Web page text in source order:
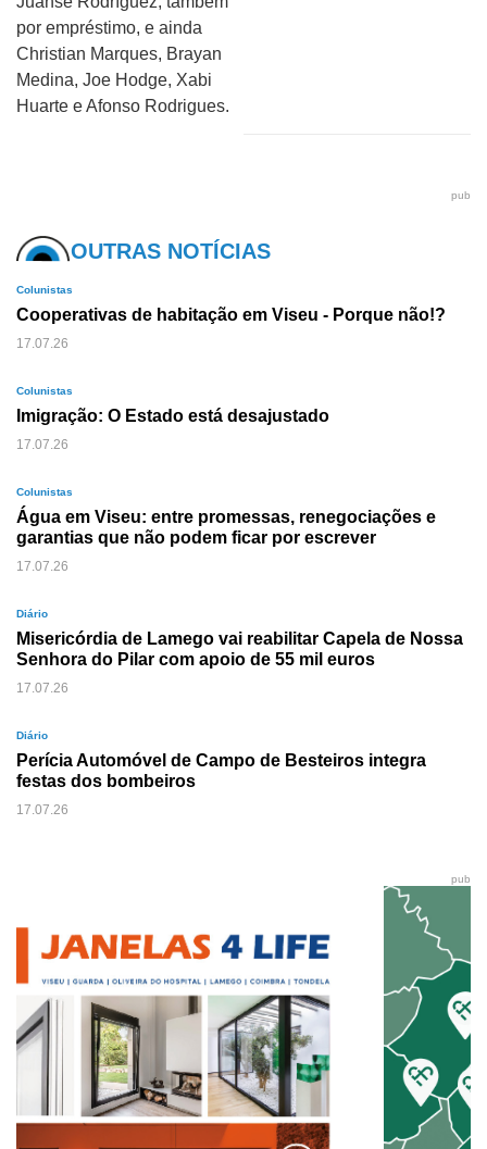
por empréstimo, e ainda
Christian Marques, Brayan
Medina, Joe Hodge, Xabi
Huarte e Afonso Rodrigues.
pub
OUTRAS NOTÍCIAS
Colunistas
Cooperativas de habitação em Viseu - Porque não!?
17.07.26
Colunistas
Imigração: O Estado está desajustado
17.07.26
Colunistas
Água em Viseu: entre promessas, renegociações e
garantias que não podem ficar por escrever
17.07.26
Diário
Misericórdia de Lamego vai reabilitar Capela de Nossa
Senhora do Pilar com apoio de 55 mil euros
17.07.26
Diário
Perícia Automóvel de Campo de Besteiros integra
festas dos bombeiros
17.07.26
pub